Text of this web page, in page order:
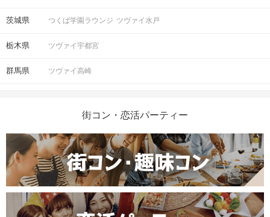
茨城県 つくば学園ラウンジ ツヴァイ水戸
栃木県 ツヴァイ宇都宮
群馬県 ツヴァイ高崎
街コン・恋活パーティー